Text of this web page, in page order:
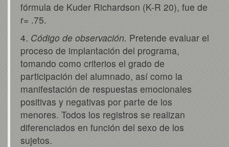
fórmula de Kuder Richardson (K-R 20), fue de
r= .75.
4. Código de observación. Pretende evaluar el
proceso de implantación del programa,
tomando como criterios el grado de
participación del alumnado, así como la
manifestación de respuestas emocionales
positivas y negativas por parte de los
menores. Todos los registros se realizan
diferenciados en función del sexo de los
sujetos.